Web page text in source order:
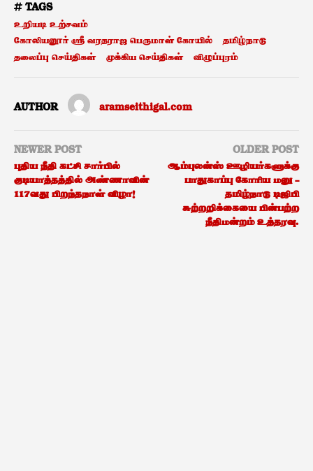
TAGS
உறியடி உற்சவம்
கோலியனூர் ஸ்ரீ வரதராஜ பெருமாள் கோயில்
தமிழ்நாடு
தலைப்பு செய்திகள்
முக்கிய செய்திகள் விழுப்புரம்
AUTHOR aramseithigal.com
NEWER POST
புதிய நீதி கட்சி சார்பில்
குடியாத்தத்தில் அண்ணாவின்
117வது பிறந்தநாள் விழா!
OLDER POST
ஆம்புலன்ஸ் ஊழியர்களுக்கு
பாதுகாப்பு கோரிய மனு –
தமிழ்நாடு டிஜிபி
சுற்றறிக்கையை பின்பற்ற
நீதிமன்றம் உத்தரவு.